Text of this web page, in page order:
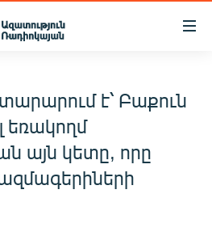
է՝ Բաքուն
եռակողմ
այն կետը, որը